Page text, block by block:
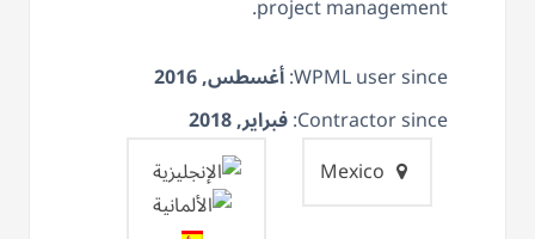
WPML user since: أغسطس, 2016
Contractor since: فبراير, 2018